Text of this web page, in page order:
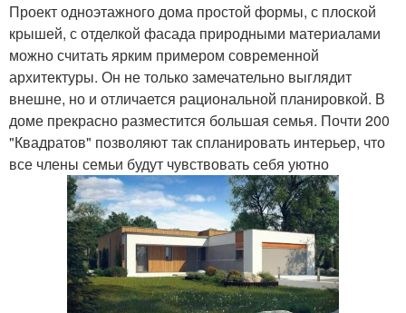
Проект одноэтажного дома простой формы, с плоской
крышей, с отделкой фасада природными материалами
можно считать ярким примером современной
архитектуры. Он не только замечательно выглядит
внешне, но и отличается рациональной планировкой. В
доме прекрасно разместится большая семья. Почти 200
"Квадратов" позволяют так спланировать интерьер, что
все члены семьи будут чувствовать себя уютно